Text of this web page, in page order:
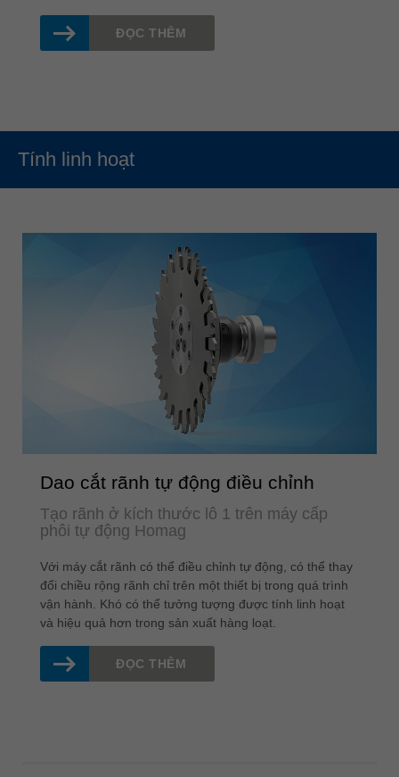
ĐỌC THÊM
Tính linh hoạt
Dao cắt rãnh tự động điều chỉnh
Tạo rãnh ở kích thước lô 1 trên máy cấp
phôi tự động Homag
Với máy cắt rãnh có thể điều chỉnh tự động, có thể thay
đổi chiều rộng rãnh chỉ trên một thiết bị trong quá trình
vận hành. Khó có thể tưởng tượng được tính linh hoạt
và hiệu quả hơn trong sản xuất hàng loạt.
ĐỌC THÊM